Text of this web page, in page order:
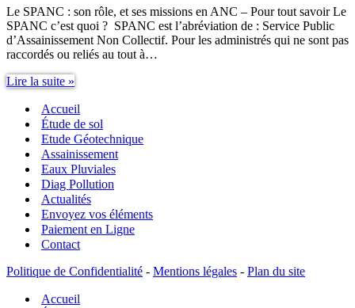
Le SPANC : son rôle, et ses missions en ANC – Pour tout savoir Le
SPANC c’est quoi ? SPANC est l’abréviation de : Service Public
d’Assainissement Non Collectif. Pour les administrés qui ne sont pas
raccordés ou reliés au tout à…
Lire la suite »
:
son
rôle,
et
ses
missions
en
ANC
–
Pour
tout
savoir
Accueil
Étude de sol
Etude Géotechnique
Assainissement
Eaux Pluviales
Diag Pollution
Actualités
Envoyez vos éléments
Paiement en Ligne
Contact
Politique de Confidentialité - Mentions légales - Plan du site
Accueil